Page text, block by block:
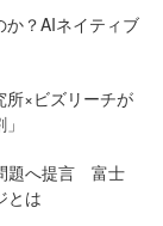
か？AIネイティブ
所×ビズリーチが
題へ提言 富士
とは